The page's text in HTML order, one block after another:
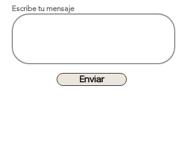
Escribe tu mensaje
Enviar